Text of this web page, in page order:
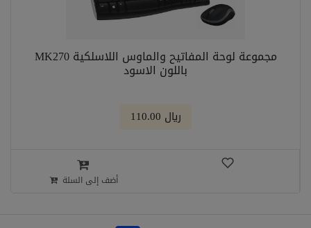
مجموعة لوحة المفاتيح والماوس اللاسلكية MK270
باللون الاسود
﷼ 110.00
أضف إلى السلة